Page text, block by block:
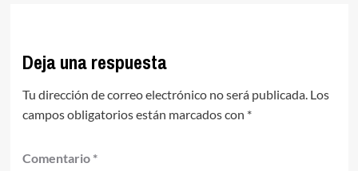
Deja una respuesta
Tu dirección de correo electrónico no será publicada. Los
campos obligatorios están marcados con *
Comentario *